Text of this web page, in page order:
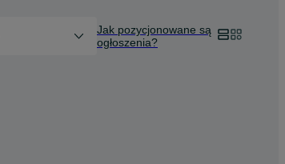
Jak pozycjonowane są
ogłoszenia?